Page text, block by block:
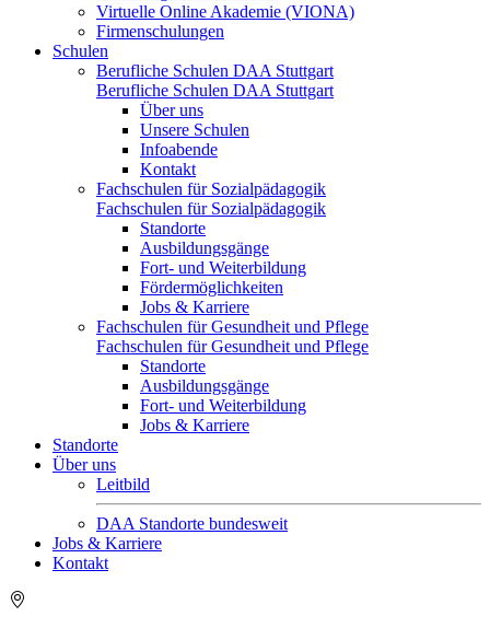
Virtuelle Online Akademie (VIONA)
Firmenschulungen
Schulen
Berufliche Schulen DAA Stuttgart
Berufliche Schulen DAA Stuttgart
Über uns
Unsere Schulen
Infoabende
Kontakt
Fachschulen für Sozialpädagogik
Fachschulen für Sozialpädagogik
Standorte
Ausbildungsgänge
Fort- und Weiterbildung
Fördermöglichkeiten
Jobs & Karriere
Fachschulen für Gesundheit und Pflege
Fachschulen für Gesundheit und Pflege
Standorte
Ausbildungsgänge
Fort- und Weiterbildung
Jobs & Karriere
Standorte
Über uns
Leitbild
DAA Standorte bundesweit
Jobs & Karriere
Kontakt